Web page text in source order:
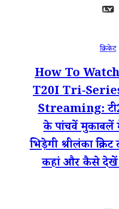
क्रिकेट
How To
T20I Tri-
Streaming:
के पांचवें मुकाबलें
भिड़ेगी श्रीलंका
कहां और कैसे देखें